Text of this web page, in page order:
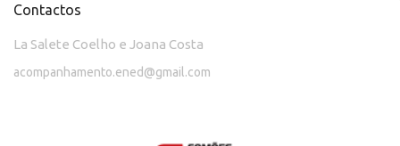
Contactos
La Salete Coelho e Joana Costa
acompanhamento.ened@gmail.com